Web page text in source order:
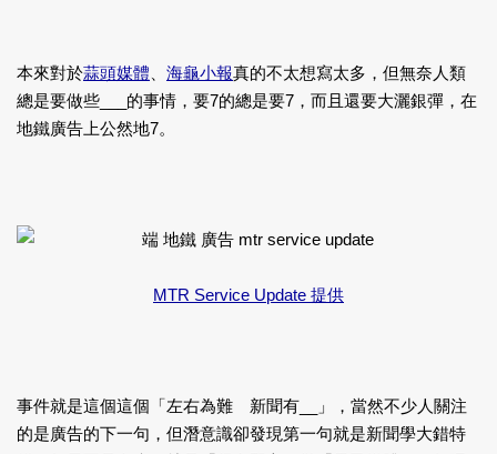
本來對於蒜頭媒體 海龜小報真的不太想寫太多，但無奈人類
總是要做些___的事情，要7的總是要7，而且還要大灑銀彈，在
地鐵廣告上公然地7。
MTR Service Update 提供
事件就是這個這個「左右為難 新聞有__」，當然不少人關注
的是廣告的下一句，但潛意識卻發現第一句就是新聞學大錯特